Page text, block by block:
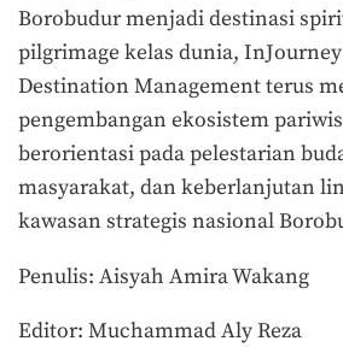
Borobudur menjadi destinasi
pilgrimage kelas dunia,
Destination Management terus
pengembangan ekosistem
berorientasi pada pelestarian
masyarakat, dan keberlanjutan
kawasan strategis nasional
Penulis: Aisyah Amira Wakang
Editor: Muchammad Aly Reza